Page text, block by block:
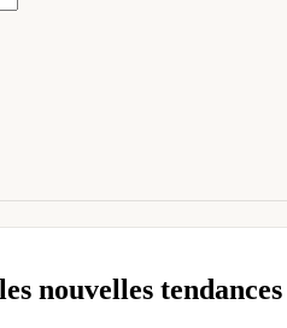
nouvelles